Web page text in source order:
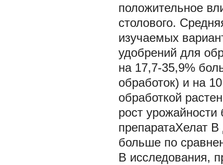
положительное
столового.
изучаемых
удобрений для
на 17,7-35,9%
обработок) и на
обработкой
рост
препаратаХелат
больше по
В исследования,